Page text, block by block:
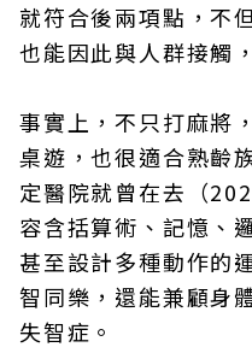
就符合後兩項點，不
也能因此與人群接觸
事實上，不只打麻將
桌遊，也很適合熟齡
定醫院就曾在去（
容含括算術、記憶、
甚至設計多種動作的
智同樂，還能兼顧身
失智症。